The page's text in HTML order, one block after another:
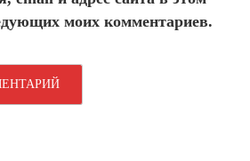
моих комментариев.